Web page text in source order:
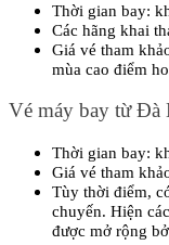
Thời gian bay:
Các hãng khai
Giá vé tham
mùa cao điểm
Vé máy bay từ Đà
Thời gian bay:
Giá vé tham
Tùy thời điểm,
chuyến. Hiện
được mở rộng